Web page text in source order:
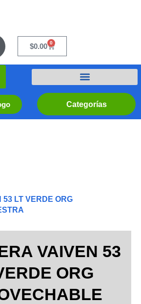
$0.00 0
Cart
Categorías
LT VERDE ORG
VAIVEN 53
ORG